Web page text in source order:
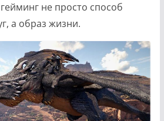
не просто способ
а образ жизни.